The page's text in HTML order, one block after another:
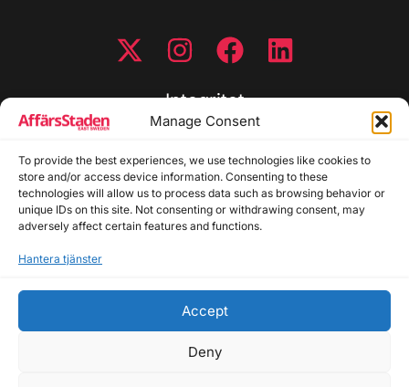
Manage Consent
To provide the best experiences, we use technologies like cookies to
store and/or access device information. Consenting to these
technologies will allow us to process data such as browsing behavior or
unique IDs on this site. Not consenting or withdrawing consent, may
adversely affect certain features and functions.
Hantera tjänster
Accept
Deny
Integritet
Cookiepolicy
Disclaimer
Redaktionell policy
Utgivarinformation
Allmänna frågor: info@affarsstaden.se | Tipsa
annons@affarsstaden.se